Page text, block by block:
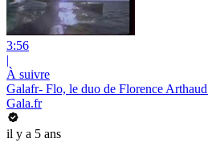
3:56
|
À suivre
Galafr- Flo, le duo de Florence
Gala.fr
il y a 5 ans